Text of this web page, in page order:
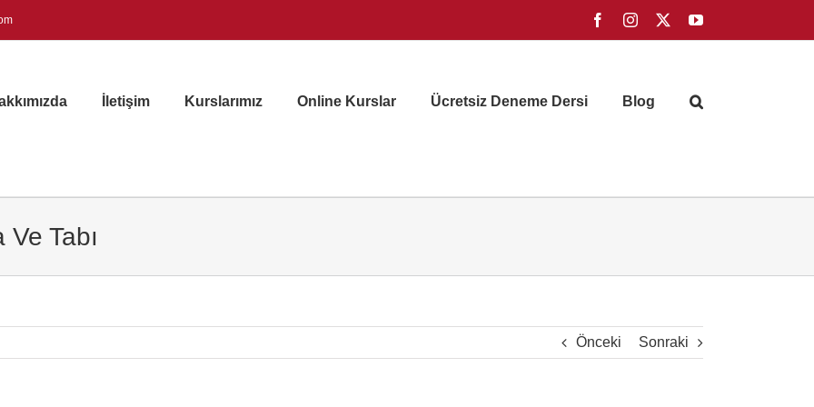
FacebookInstagram YouTube
İletişim Kurslarımız Online Kurslar Ücretsiz Deneme Dersi Blog
Tabı
Önceki Sonraki